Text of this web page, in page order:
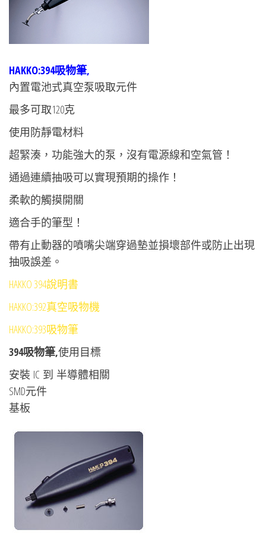
HAKKO:394吸物筆,
內置電池式真空泵吸取元件
最多可取120克
使用防靜電材料
超緊湊，功能強大的泵，沒有電源線和空氣管！
通過連續抽吸可以實現預期的操作！
柔軟的觸摸開關
適合手的筆型！
帶有止動器的噴嘴尖端穿過墊並損壞部件或防止出現
抽吸誤差。
HAKKO 394說明書
HAKKO:392真空吸物機
HAKKO:393吸物筆
394吸物筆,使用目標
安裝 IC 到 半導體相關
SMD元件
基板